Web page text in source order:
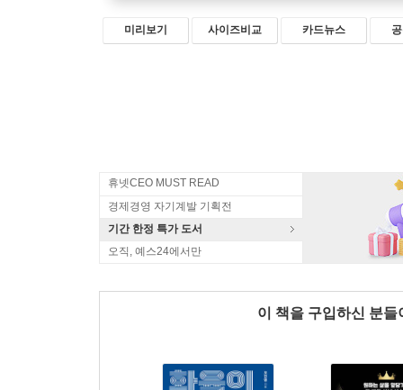
미리보기 사이즈비교 카드뉴스
휴넷CEO MUST READ
경제경영 자기계발 기획전
기간 한정 특가 도서
오직, 예스24에서만
이 책을 구입하신 분